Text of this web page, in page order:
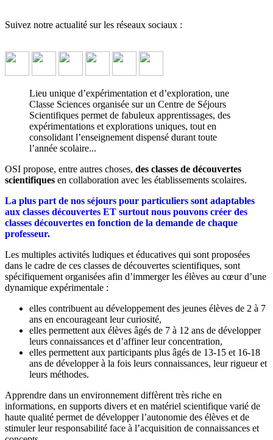
Suivez notre actualité sur les réseaux sociaux :
Lieu unique d’expérimentation et d’exploration, une
Classe Sciences organisée sur un Centre de Séjours
Scientifiques permet de fabuleux apprentissages, des
expérimentations et explorations uniques, tout en
consolidant l’enseignement dispensé durant toute
l’année scolaire...
OSI propose, entre autres choses, des classes de découvertes
scientifiques en collaboration avec les établissements scolaires.
La plus part de nos séjours pour particuliers sont adaptables
aux classes découvertes ET surtout nous pouvons créer des
classes découvertes en fonction de la demande de chaque
professeur.
Les multiples activités ludiques et éducatives qui sont proposées
dans le cadre de ces classes de découvertes scientifiques, sont
spécifiquement organisées afin d’immerger les élèves au cœur d’une
dynamique expérimentale :
elles contribuent au développement des jeunes élèves de 2 à 7
ans en encourageant leur curiosité,
elles permettent aux élèves âgés de 7 à 12 ans de développer
leurs connaissances et d’affiner leur concentration,
elles permettent aux participants plus âgés de 13-15 et 16-18
ans de développer à la fois leurs connaissances, leur rigueur et
leurs méthodes.
Apprendre dans un environnement diffèrent très riche en
informations, en supports divers et en matériel scientifique varié de
haute qualité permet de développer l’autonomie des élèves et de
stimuler leur responsabilité face à l’acquisition de connaissances et